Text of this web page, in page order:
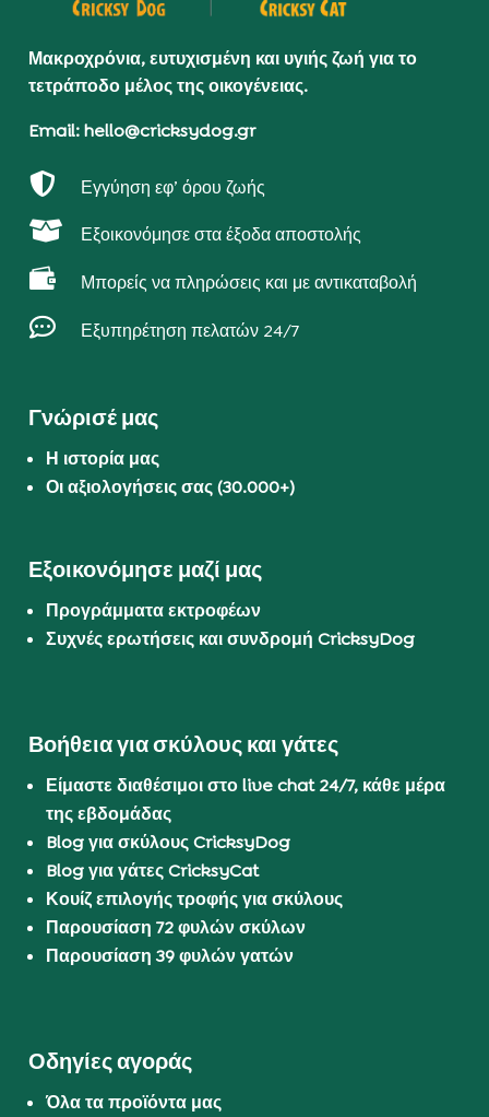
Μακροχρόνια, ευτυχισμένη και υγιής ζωή για το
τετράποδο μέλος της οικογένειας.
Email: hello@cricksydog.gr
 Εγγύηση εφ’ όρου ζωής
 Εξοικονόμησε στα έξοδα αποστολής
 Μπορείς να πληρώσεις και με αντικαταβολή
 Εξυπηρέτηση πελατών 24/7
Γνώρισέ μας
Η ιστορία μας
Οι αξιολογήσεις σας (30.000+)
Εξοικονόμησε μαζί μας
Προγράμματα εκτροφέων
Συχνές ερωτήσεις και συνδρομή CricksyDog
Βοήθεια για σκύλους και γάτες
Είμαστε διαθέσιμοι στο live chat 24/7, κάθε μέρα
της εβδομάδας
Blog για σκύλους CricksyDog
Blog για γάτες CricksyCat
Κουίζ επιλογής τροφής για σκύλους
Παρουσίαση 72 φυλών σκύλων
Παρουσίαση 39 φυλών γατών
Οδηγίες αγοράς
Όλα τα προϊόντα μας